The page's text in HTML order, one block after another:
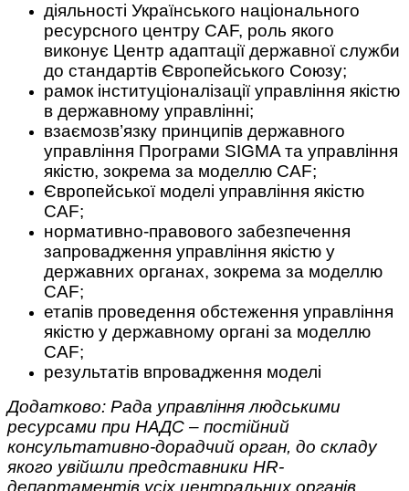
діяльності Українського національного
ресурсного центру CAF, роль якого
виконує Центр адаптації державної служби
до стандартів Європейського Союзу;
рамок інституціоналізації управління якістю
в державному управлінні;
взаємозв’язку принципів державного
управління Програми SIGMA та управління
якістю, зокрема за моделлю CAF;
Європейської моделі управління якістю
CAF;
нормативно-правового забезпечення
запровадження управління якістю у
державних органах, зокрема за моделлю
CAF;
етапів проведення обстеження управління
якістю у державному органі за моделлю
CAF;
результатів впровадження моделі
Додатково: Рада управління людськими
ресурсами при НАДС – постійний
консультативно-дорадчий орган, до складу
якого увійшли представники HR-
департаментів усіх центральних органів